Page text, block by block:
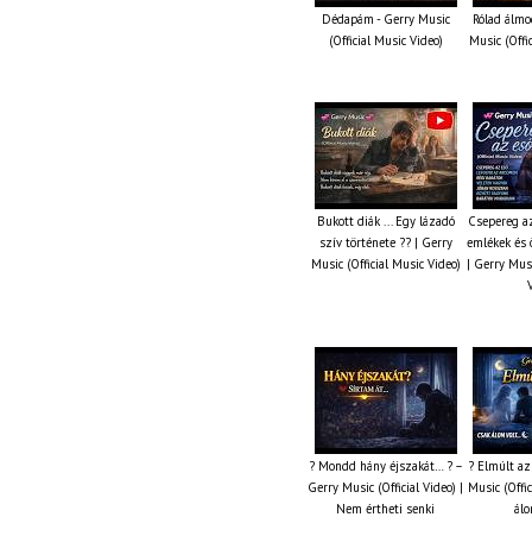
Dédapám - Gerry Music
(Official Music Video)
Rólad
Music
Bukott diák ... Egy lázadó
szív története ?? | Gerry
Music (Official Music Video)
Csepereg
emlékek és
| Gerry
? Mondd hány éjszakát… ? –
Gerry Music (Official Video) |
Nem értheti senki
? Elmúlt
Music